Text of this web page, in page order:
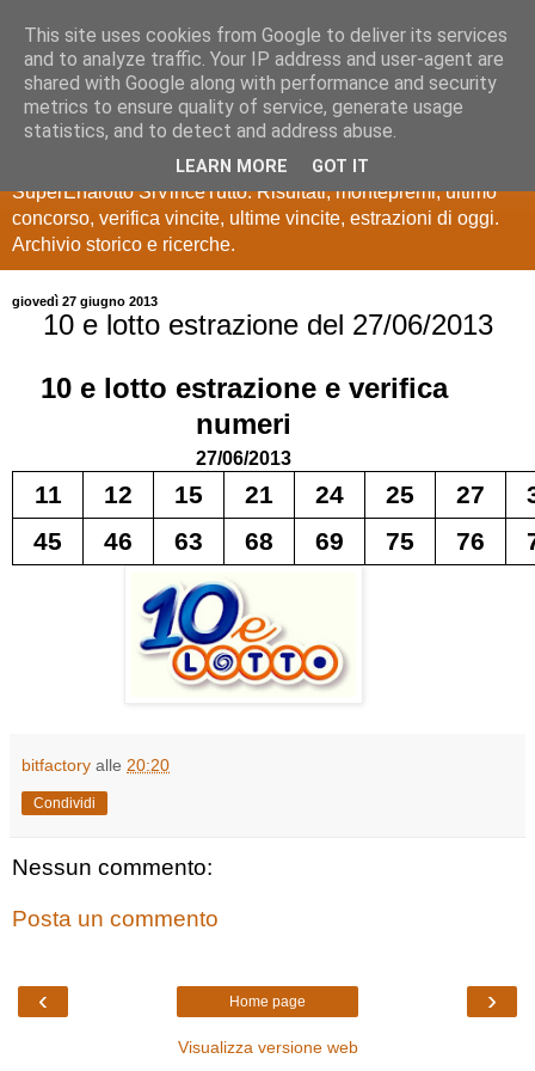
Estrazioni Lotto
SuperEnalotto
Ultime estrazioni di Lotto, SuperEnalotto, 10 e lotto,
SuperEnalotto SiVinceTutto. Risultati, montepremi, ultimo
concorso, verifica vincite, ultime vincite, estrazioni di oggi.
Archivio storico e ricerche.
giovedì 27 giugno 2013
10 e lotto estrazione del 27/06/2013
10 e lotto estrazione e verifica
numeri
27/06/2013
11 12 15 21 24 25 27
45
46 63 68 69 75 76
bitfactory alle 20:20
Condividi
Nessun commento:
Posta un commento
‹ ›
Home page
Visualizza versione web
This site uses cookies from Google to deliver its services
and to analyze traffic. Your IP address and user-agent are
shared with Google along with performance and security
metrics to ensure quality of service, generate usage
statistics, and to detect and address abuse.
LEARN MORE GOT IT